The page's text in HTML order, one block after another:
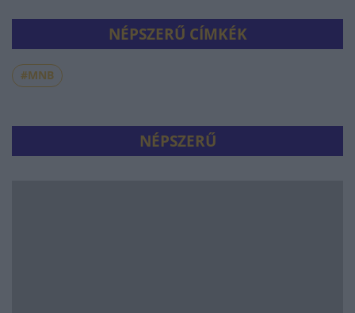
NÉPSZERŰ CÍMKÉK
#MNB
NÉPSZERŰ